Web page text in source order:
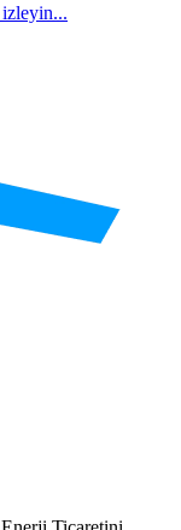
izleyin...